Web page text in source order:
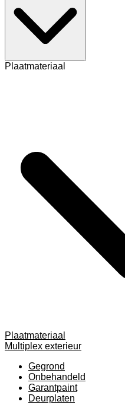
Plaatmateriaal
Plaatmateriaal
Multiplex exterieur
Gegrond
Onbehandeld
Garantpaint
Deurplaten